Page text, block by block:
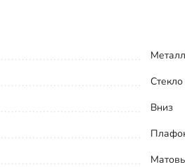
Стекло
Вниз